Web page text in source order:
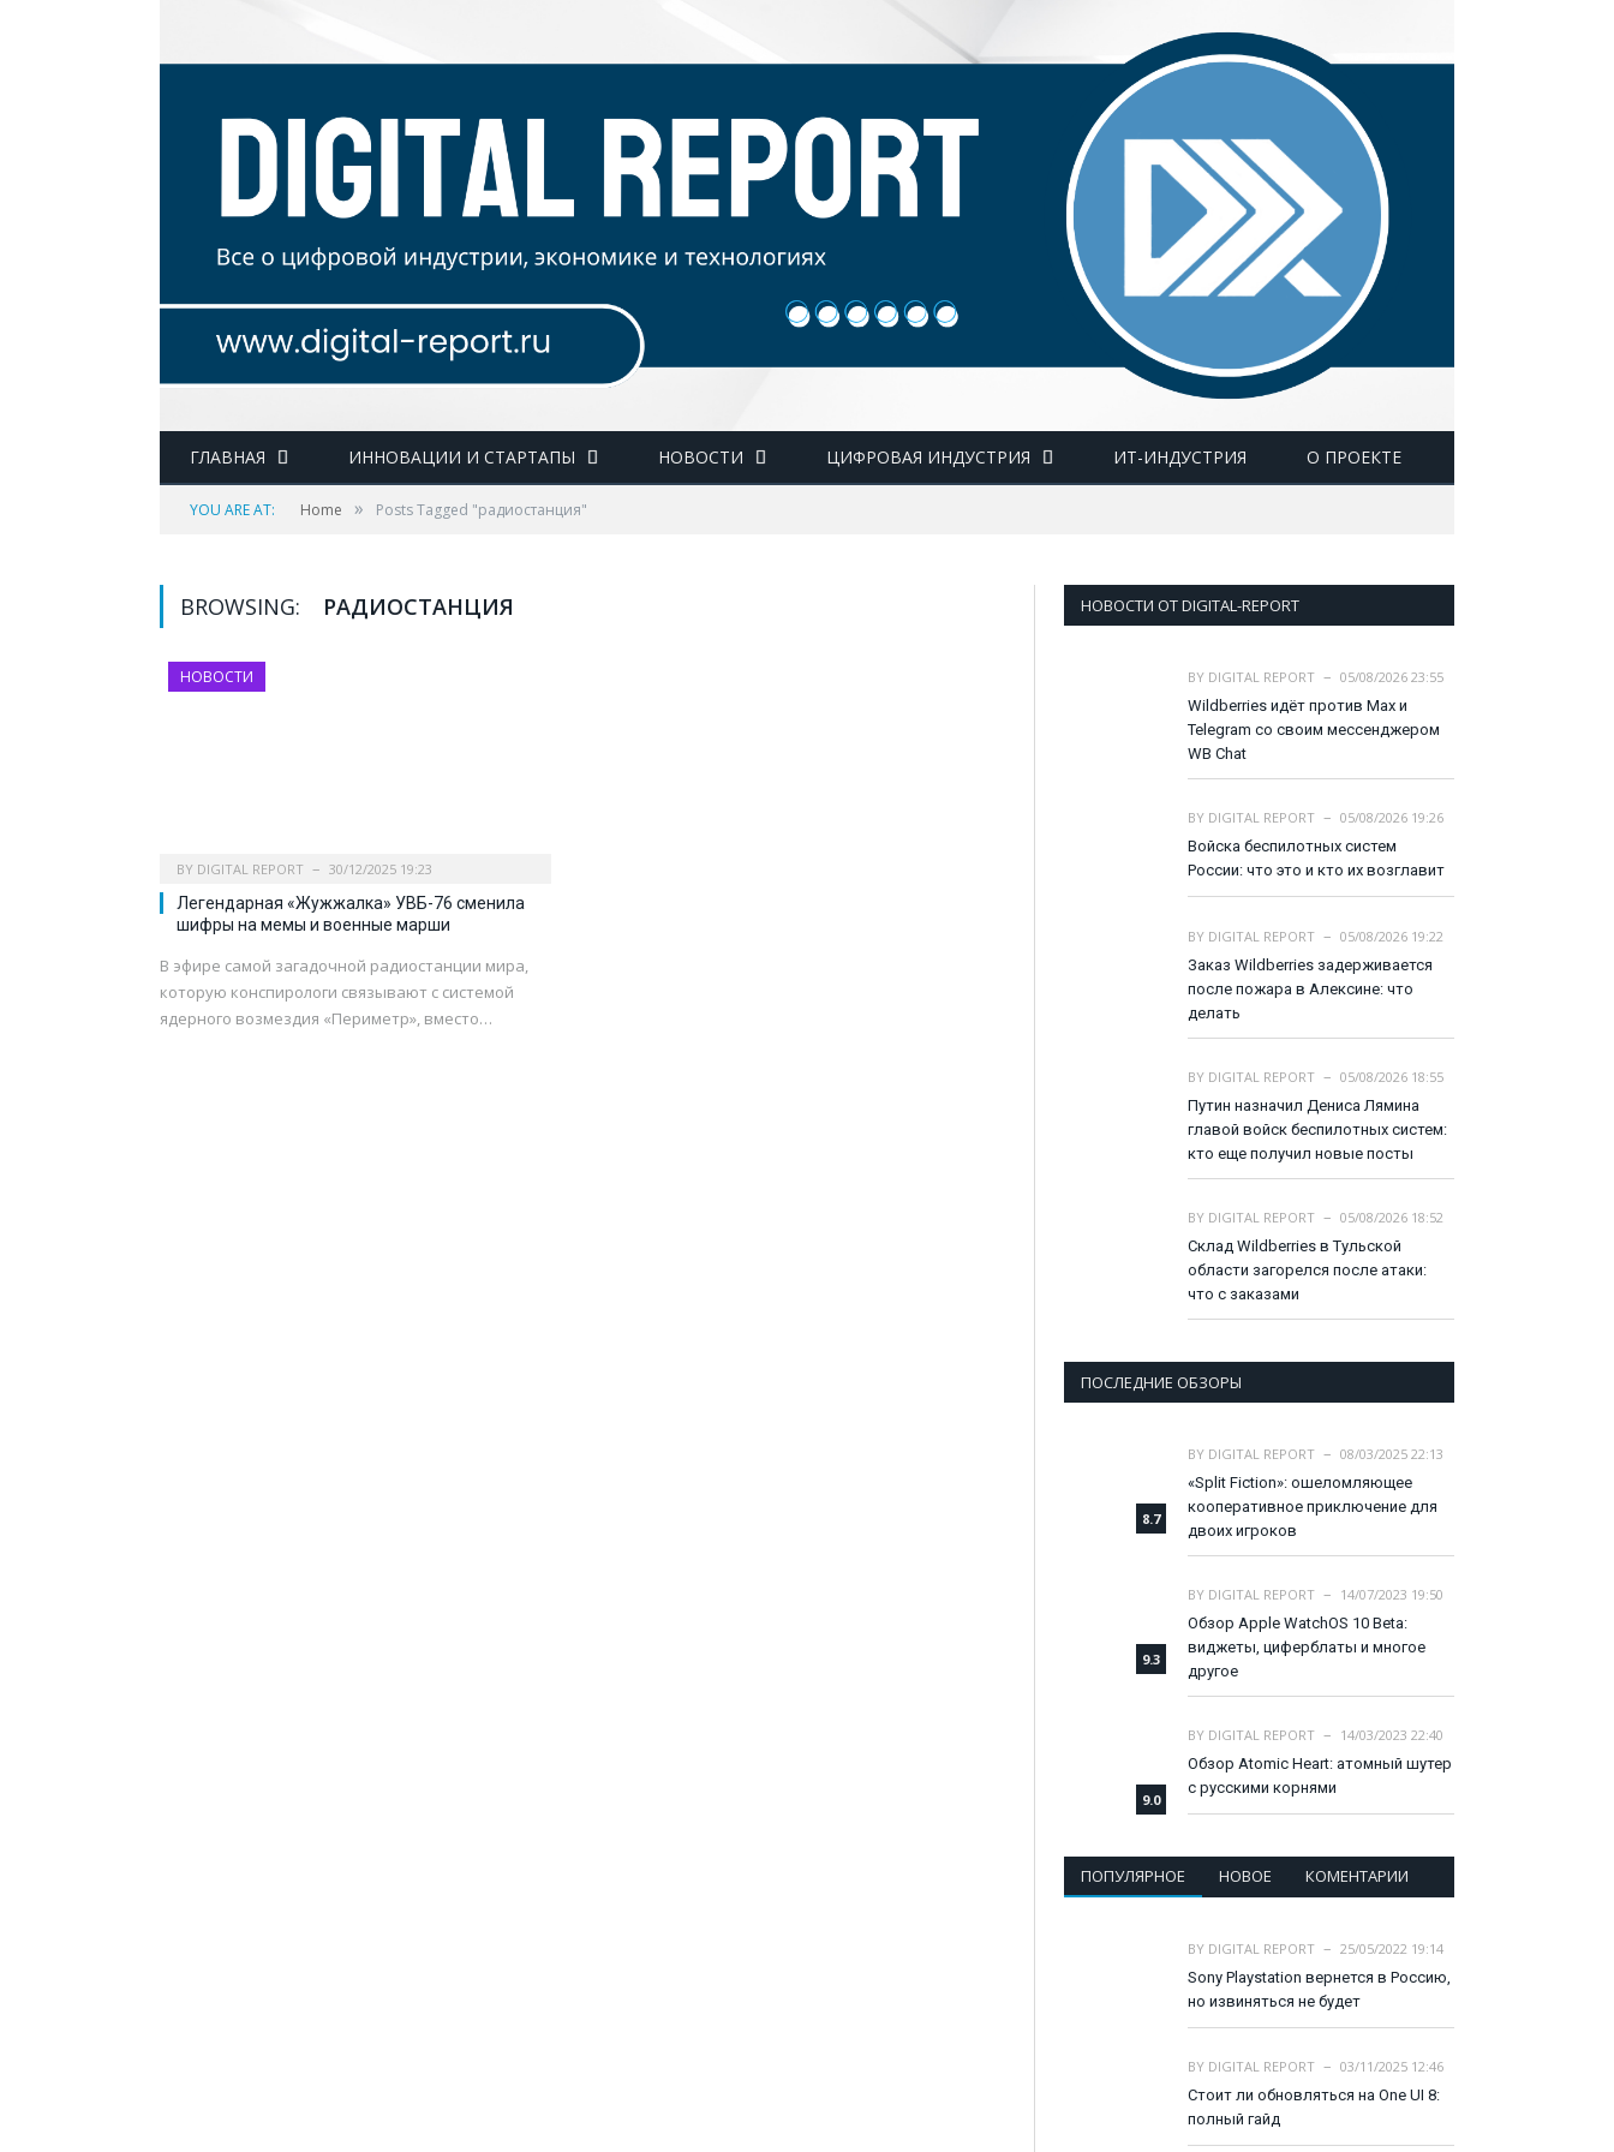
ГЛАВНАЯ ИННОВАЦИИ И СТАРТАПЫ НОВОСТИ ЦИФРОВАЯ ИНДУСТРИЯ ИТ-ИНДУСТРИЯ О ПРОЕКТЕ
YOU ARE AT: Home » Posts Tagged "радиостанция"
BROWSING: РАДИОСТАНЦИЯ
НОВОСТИ
BY DIGITAL REPORT 30/12/2025 19:23
Легендарная «Жужжалка» УВБ-76 сменила
шифры на мемы и военные марши
В эфире самой загадочной радиостанции мира,
которую конспирологи связывают с системой
ядерного возмездия «Периметр», вместо…
НОВОСТИ ОТ DIGITAL-REPORT
BY DIGITAL REPORT
05/08/2026 23:55
Wildberries идёт против Max и
Telegram со своим мессенджером
WB Chat
BY DIGITAL REPORT
05/08/2026 19:26
Войска беспилотных систем
России: что это и кто их возглавит
BY DIGITAL REPORT
05/08/2026 19:22
Заказ Wildberries задерживается
после пожара в Алексине: что
делать
BY DIGITAL REPORT
05/08/2026 18:55
Путин назначил Дениса Лямина
главой войск беспилотных систем:
кто еще получил новые посты
BY DIGITAL REPORT
05/08/2026 18:52
Склад Wildberries в Тульской
области загорелся после атаки:
что с заказами
ПОСЛЕДНИЕ ОБЗОРЫ
8.7
BY DIGITAL REPORT
08/03/2025 22:13
«Split Fiction»: ошеломляющее
кооперативное приключение для
двоих игроков
9.3
BY DIGITAL REPORT
14/07/2023 19:50
Обзор Apple WatchOS 10 Beta:
виджеты, циферблаты и многое
другое
9.0
BY DIGITAL REPORT
14/03/2023 22:40
Обзор Atomic Heart: атомный шутер
с русскими корнями
ПОПУЛЯРНОЕ НОВОЕ КОМЕНТАРИИ
BY DIGITAL REPORT
25/05/2022 19:14
Sony Playstation вернется в Россию,
но извиняться не будет
BY DIGITAL REPORT
03/11/2025 12:46
Стоит ли обновляться на One UI 8:
полный гайд